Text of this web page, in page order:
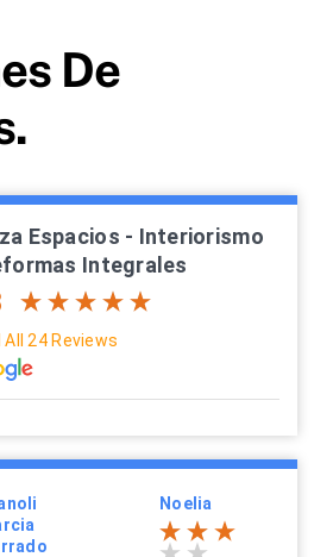
De
Espacios - Interiorismo
Integrales
All 24 Reviews
Noelia